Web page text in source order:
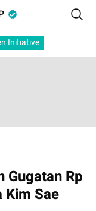
Initiative
Gugatan Rp
Kim Sae